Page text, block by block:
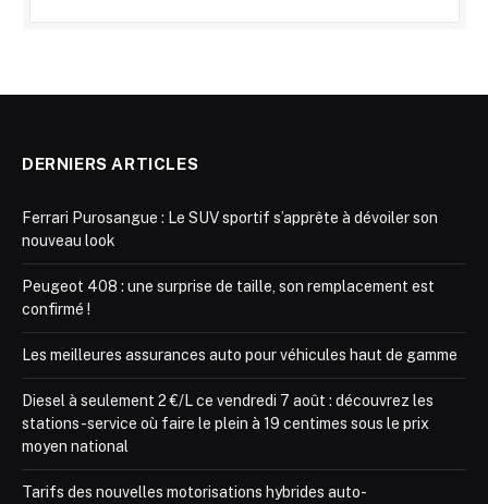
DERNIERS ARTICLES
Ferrari Purosangue : Le SUV sportif s’apprête à dévoiler son
nouveau look
Peugeot 408 : une surprise de taille, son remplacement est
confirmé !
Les meilleures assurances auto pour véhicules haut de gamme
Diesel à seulement 2 €/L ce vendredi 7 août : découvrez les
stations-service où faire le plein à 19 centimes sous le prix
moyen national
Tarifs des nouvelles motorisations hybrides auto-